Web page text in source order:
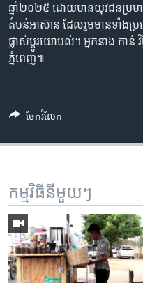
720p
ឆ្នាំ២០២៥ ដោយមានយុវជនប្រ
តំបន់អាស៊ាន ដែលរួមមានទាំងប្
ផ្លាស់ប្តូរយោបល់។ អ្នកនាង កាន់
ភ្នំពេញ៕
ចែករំលែក
កម្មវិធី​នីមួយៗ